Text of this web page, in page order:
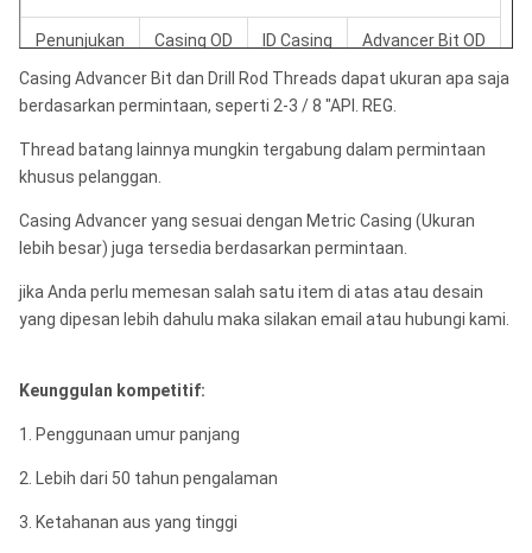
UW. 7,625 " 7.000 ” 8,800 "
ZW. 8.625 " 8.000 ” 9,800 ”
Penunjukan Casing OD ID Casing Advancer Bit OD
6 "NB. 6,625 ” 6.000 ” 7.800 "
10 "NB. 10.750 " 10.000 ” 11,93 ”
Casing Advancer Bit dan Drill Rod Threads dapat ukuran apa saja
berdasarkan permintaan, seperti 2-3 / 8 "API. REG.
Thread batang lainnya mungkin tergabung dalam permintaan
khusus pelanggan.
Casing Advancer yang sesuai dengan Metric Casing (Ukuran
lebih besar) juga tersedia berdasarkan permintaan.
jika Anda perlu memesan salah satu item di atas atau desain
yang dipesan lebih dahulu maka silakan email atau hubungi kami.
Keunggulan kompetitif:
1. Penggunaan umur panjang
2. Lebih dari 50 tahun pengalaman
3. Ketahanan aus yang tinggi